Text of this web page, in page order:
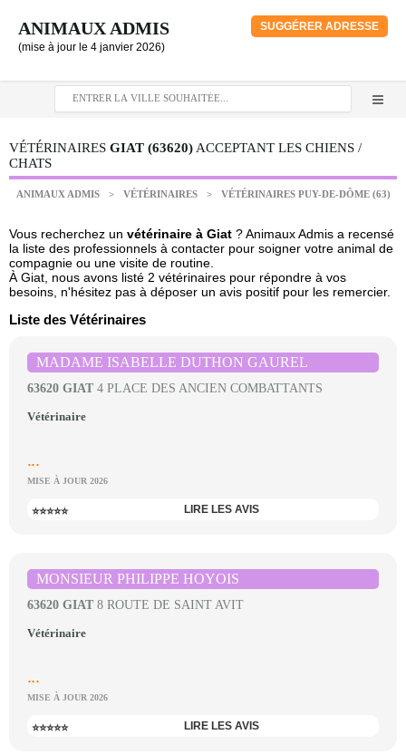
ANIMAUX ADMIS
(mise à jour le 4 janvier 2026)
SUGGÉRER ADRESSE
VÉTÉRINAIRES GIAT (63620) ACCEPTANT LES CHIENS /
CHATS
ANIMAUX ADMIS > VÉTÉRINAIRES > VÉTÉRINAIRES PUY-DE-DÔME (63)
Vous recherchez un vétérinaire à Giat ? Animaux Admis a recensé
la liste des professionnels à contacter pour soigner votre animal de
compagnie ou une visite de routine.
À Giat, nous avons listé 2 vétérinaires pour répondre à vos
besoins, n'hésitez pas à déposer un avis positif pour les remercier.
Liste des Vétérinaires
MADAME ISABELLE DUTHON GAUREL
63620 GIAT 4 PLACE DES ANCIEN COMBATTANTS
Vétérinaire
...
MISE À JOUR 2026
⭐⭐⭐⭐⭐ LIRE LES AVIS
MONSIEUR PHILIPPE HOYOIS
63620 GIAT 8 ROUTE DE SAINT AVIT
Vétérinaire
...
MISE À JOUR 2026
⭐⭐⭐⭐⭐ LIRE LES AVIS